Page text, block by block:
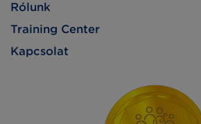
Rólunk
Training Center
Kapcsolat